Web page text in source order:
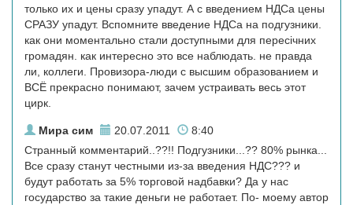
только их и цены сразу упадут. А с введением НДСа цены
СРАЗУ упадут. Вспомните введение НДСа на подгузники.
как они моментально стали доступными для пересічних
громадян. как интересно это все наблюдать. не правда
ли, коллеги. Провизора-люди с высшим образованием и
ВСЁ прекрасно понимают, зачем устраивать весь этот
цирк.
Мира сим 20.07.2011
8:40
Странный комментарий..??!! Подгузники...?? 80% рынка...
Все сразу станут честными из-за введения НДС??? и
будут работать за 5% торговой надбавки? Да у нас
государство за такие деньги не работает. По- моему автор